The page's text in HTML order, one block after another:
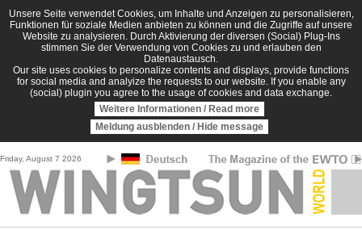
Skip to main content
Unsere Seite verwendet Cookies, um Inhalte und Anzeigen zu personalisieren,
Funktionen für soziale Medien anbieten zu können und die Zugriffe auf unsere
Website zu analysieren. Durch Aktivierung der diversen (Social) Plug-Ins
stimmen Sie der Verwendung von Cookies zu und erlauben den
Datenaustausch.
Our site uses cookies to personalize contents and displays, provide functions
for social media and analyize the requests to our website. If you enable any
(social) plugin you agree to the usage of cookies and data exchange.
Weitere Informationen / Read more
Meldung ausblenden / Hide message
Friday, August 7 2026